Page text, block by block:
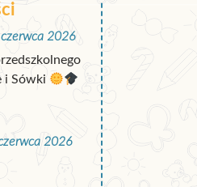
2026
i Sówki
2026